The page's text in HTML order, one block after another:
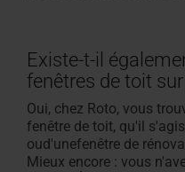
Existe-t-il
fenêtres de toit
Oui, chez Roto, vous
fenêtre de toit, qu'il
oud'unefenêtre de
Mieux encore : vous